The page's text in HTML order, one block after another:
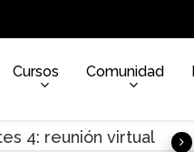
Cursos Comunidad
4: reunión virtual